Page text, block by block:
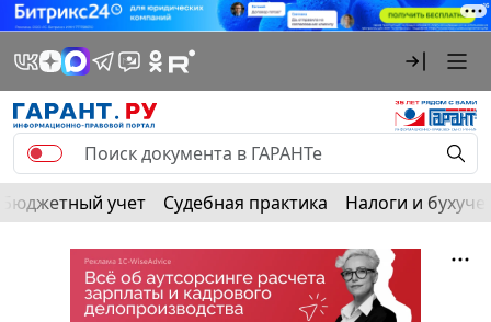
Бюджетный учет Судебная практика Налоги и